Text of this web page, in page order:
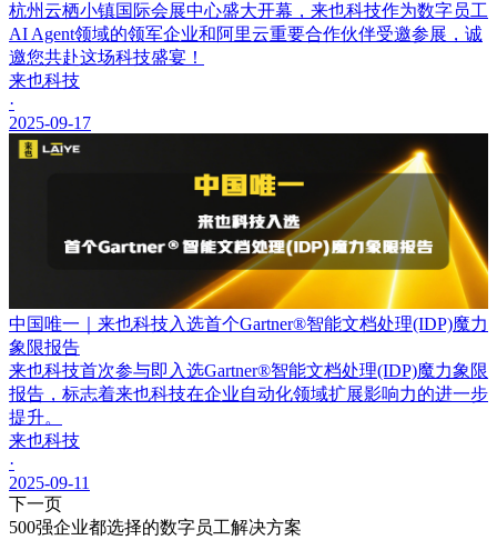
杭州云栖小镇国际会展中心盛大开幕，来也科技作为数字员工
AI Agent领域的领军企业和阿里云重要合作伙伴受邀参展，诚
邀您共赴这场科技盛宴！
来也科技
·
2025-09-17
中国唯一｜来也科技入选首个Gartner®智能文档处理(IDP)魔力
象限报告
来也科技首次参与即入选Gartner®智能文档处理(IDP)魔力象限
报告，标志着来也科技在企业自动化领域扩展影响力的进一步
提升。
来也科技
·
2025-09-11
下一页
500强企业都选择的数字员工解决方案